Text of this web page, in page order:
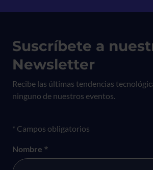
Suscríbete a
Newsletter
Recibe las últimas tendencias
ninguno de nuestros eventos.
Formulario newsletter
* Campos obligatorios
Nombre *